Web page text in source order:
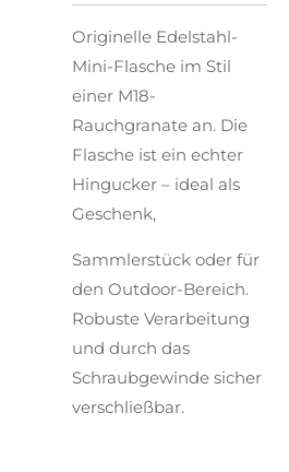
Originelle Edelstahl-
Mini-Flasche im Stil
einer M18-
Rauchgranate an. Die
Flasche ist ein echter
Hingucker – ideal als
Geschenk,
Sammlerstück oder für
den Outdoor-Bereich.
Robuste Verarbeitung
und durch das
Schraubgewinde sicher
verschließbar.